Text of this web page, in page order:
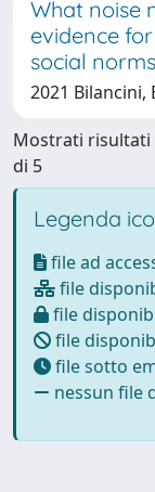
What noise
evidence
social norms
2021 Bilancini,
Mostrati risultati
di 5
Legenda
file ad
file
file
file
file sotto
nessun file